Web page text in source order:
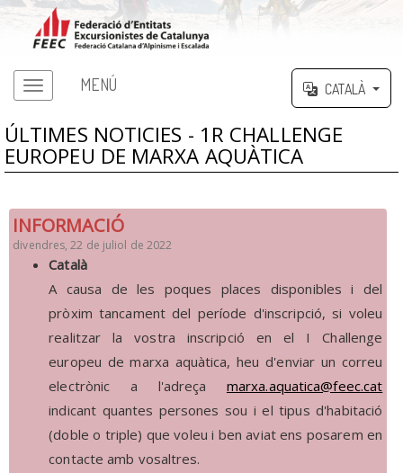
MENÚ CATALÀ
ÚLTIMES NOTICIES - 1R CHALLENGE
EUROPEU DE MARXA AQUÀTICA
INFORMACIÓ
divendres, 22 de juliol de 2022
Català
A causa de les poques places disponibles i del
pròxim tancament del període d'inscripció, si voleu
realitzar la vostra inscripció en el I Challenge
europeu de marxa aquàtica, heu d'enviar un correu
electrònic a l'adreça marxa.aquatica@feec.cat
indicant quantes persones sou i el tipus d'habitació
(doble o triple) que voleu i ben aviat ens posarem en
contacte amb vosaltres.